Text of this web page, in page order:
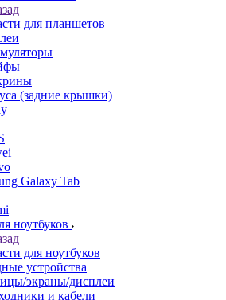
(задние крышки)
Galaxy Tab
ноутбуков
для ноутбуков
устройства
экраны/дисплеи
и кабели
охлаждения
смарт часов
для смарт часов